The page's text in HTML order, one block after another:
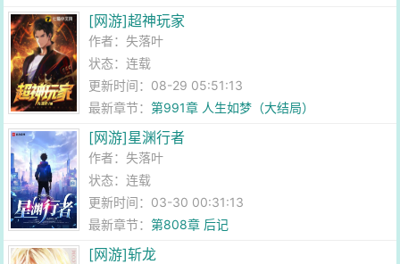
[网游]超神玩家
作者：失落叶
状态：连载
更新时间：08-29 05:51:13
最新章节：第991章 人生如梦（大结局）
[网游]星渊行者
作者：失落叶
状态：连载
更新时间：03-30 00:31:13
最新章节：第808章 后记
[网游]斩龙